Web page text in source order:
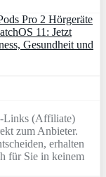
Pro 2 Hörgeräte
11: Jetzt
Gesundheit und
Links (Affiliate)
zum Anbieter.
erhalten
für Sie in keinem